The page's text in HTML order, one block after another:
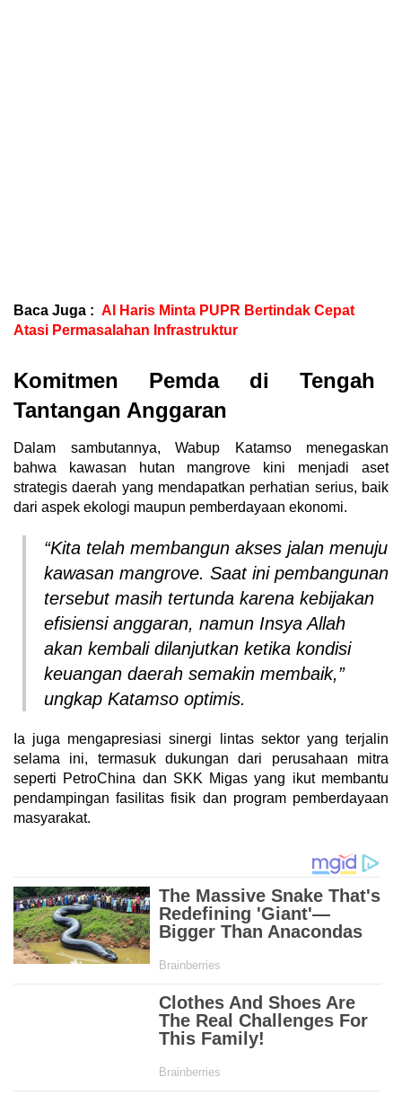
Baca Juga : Al Haris Minta PUPR Bertindak Cepat
Atasi Permasalahan Infrastruktur
Komitmen Pemda di Tengah
Tantangan Anggaran
Dalam sambutannya, Wabup Katamso menegaskan
bahwa kawasan hutan mangrove kini menjadi aset
strategis daerah yang mendapatkan perhatian serius, baik
dari aspek ekologi maupun pemberdayaan ekonomi.
“Kita telah membangun akses jalan menuju
kawasan mangrove. Saat ini pembangunan
tersebut masih tertunda karena kebijakan
efisiensi anggaran, namun Insya Allah
akan kembali dilanjutkan ketika kondisi
keuangan daerah semakin membaik,”
ungkap Katamso optimis.
Ia juga mengapresiasi sinergi lintas sektor yang terjalin
selama ini, termasuk dukungan dari perusahaan mitra
seperti PetroChina dan SKK Migas yang ikut membantu
pendampingan fasilitas fisik dan program pemberdayaan
masyarakat.